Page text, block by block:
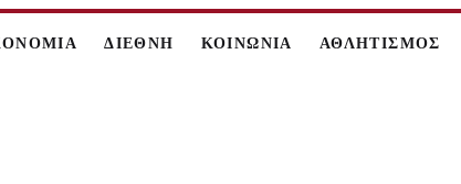
ΔΙΕΘΝΗ ΚΟΙΝΩΝΙΑ ΑΘΛΗΤΙΣΜΟΣ